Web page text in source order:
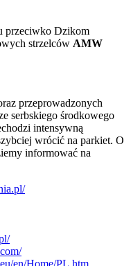
przeciwko Dzikom
strzelców AMW
przeprowadzonych
serbskiego środkowego
intensywną
wrócić na parkiet. O
informować na